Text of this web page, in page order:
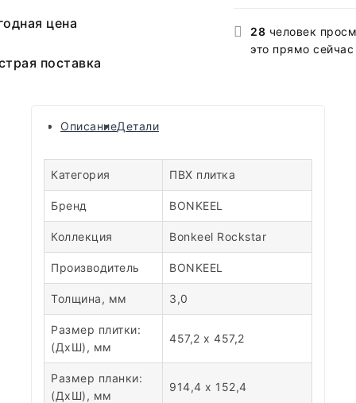
цена
поставка
28 человек
это прямо сейчас
ОписаниеДетали
Категория ПВХ плитка
Бренд BONKEEL
Коллекция Bonkeel Rockstar
Производитель BONKEEL
Толщина, мм 3,0
Размер плитки:
(ДхШ), мм
457,2 x 457,2
Размер планки:
(ДхШ), мм
914,4 x 152,4